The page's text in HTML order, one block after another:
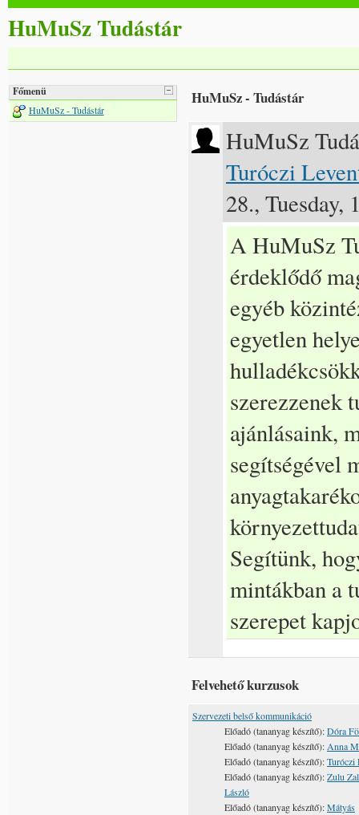
HuMuSz Tudástár
Főmenü
HuMuSz - Tudástár
HuMuSz - Tudástár
HuMuSz
Turóczi
28., Tuesday,
A HuMuSz
érdeklődő
egyéb
egyetlen
szerezzenek
ajánlásaink,
segítségével
Segítünk,
mintákban a
szerepet
Felvehető kurzusok
Szervezeti belső kommunikáció
Előadó (tananyag készítő):Dóra
Előadó (tananyag készítő): Anna
Előadó (tananyag készítő):Turóczi
Előadó (tananyag készítő):Zulu
László
Előadó (tananyag készítő):Mátyás